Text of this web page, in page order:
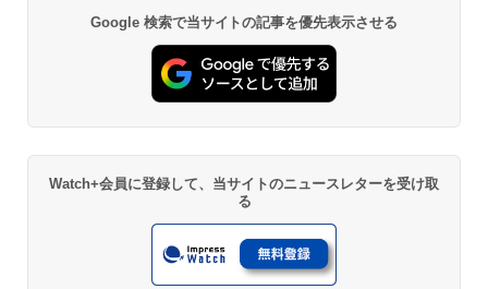
Google 検索で当サイトの記事を優先表示させる
Watch+会員に登録して、当サイトのニュースレターを受け取
る